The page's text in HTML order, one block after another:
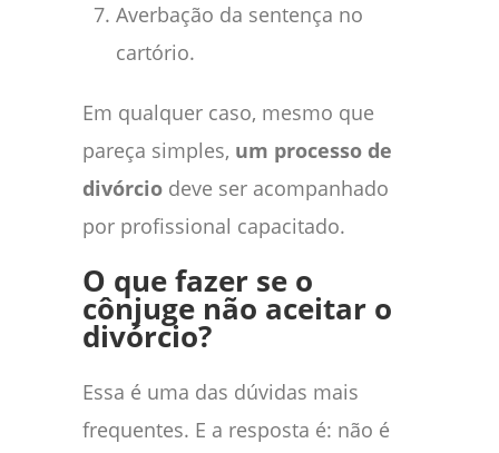
Averbação da sentença no
cartório.
Em qualquer caso, mesmo que
pareça simples, um processo de
divórcio deve ser acompanhado
por profissional capacitado.
O que fazer se o
cônjuge não aceitar o
divórcio?
Essa é uma das dúvidas mais
frequentes. E a resposta é: não é